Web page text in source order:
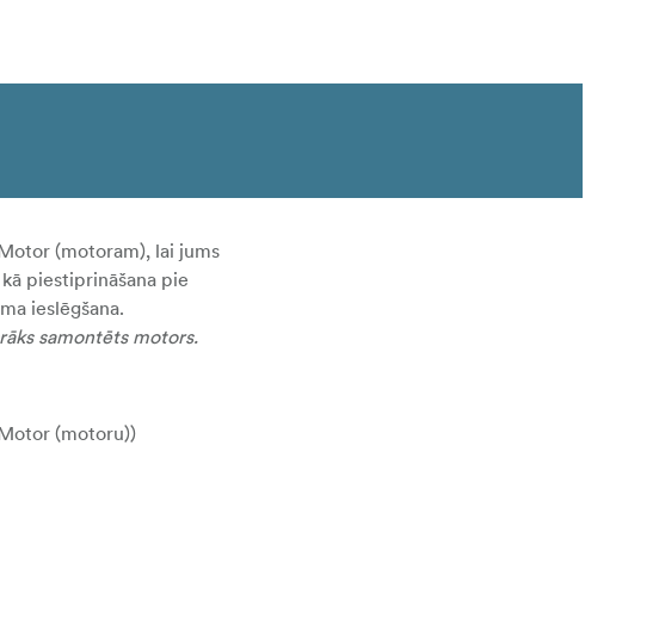
(motoram), lai jums
piestiprināšana pie
ieslēgšana.
samontēts motors.
(motoru))